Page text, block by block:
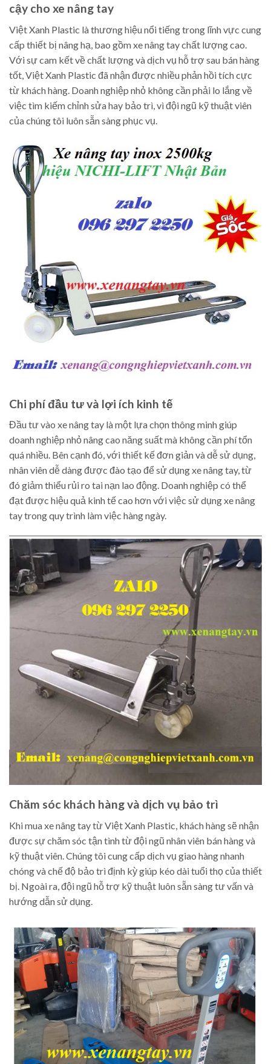
cậy cho xe nâng tay
Việt Xanh Plastic là thương hiệu nổi tiếng trong lĩnh vực cung
cấp thiết bị nâng hạ, bao gồm xe nâng tay chất lượng cao.
Với sự cam kết về chất lượng và dịch vụ hỗ trợ sau bán hàng
tốt, Việt Xanh Plastic đã nhận được nhiều phản hồi tích cực
từ khách hàng. Doanh nghiệp nhỏ không cần phải lo lắng về
việc tìm kiếm chỉnh sửa hay bảo trì, vì đội ngũ kỹ thuật viên
của chúng tôi luôn sẵn sàng phục vụ.
Chi phí đầu tư và lợi ích kinh tế
Đầu tư vào xe nâng tay là một lựa chọn thông minh giúp
doanh nghiệp nhỏ nâng cao năng suất mà không cần phí tổn
quá nhiều. Bên cạnh đó, với thiết kế đơn giản và dễ sử dụng,
nhân viên dễ dàng được đào tạo để sử dụng xe nâng tay, từ
đó giảm thiểu rủi ro tai nạn lao động. Doanh nghiệp có thể
đạt được hiệu quả kinh tế cao hơn với việc sử dụng xe nâng
tay trong quy trình làm việc hàng ngày.
Chăm sóc khách hàng và dịch vụ bảo trì
Khi mua xe nâng tay từ Việt Xanh Plastic, khách hàng sẽ nhận
được sự chăm sóc tận tình từ đội ngũ nhân viên bán hàng và
kỹ thuật viên. Chúng tôi cung cấp dịch vụ giao hàng nhanh
chóng và chế độ bảo trì định kỳ giúp kéo dài tuổi thọ của thiết
bị. Ngoài ra, đội ngũ hỗ trợ kỹ thuật luôn sẵn sàng tư vấn và
hướng dẫn sử dụng.